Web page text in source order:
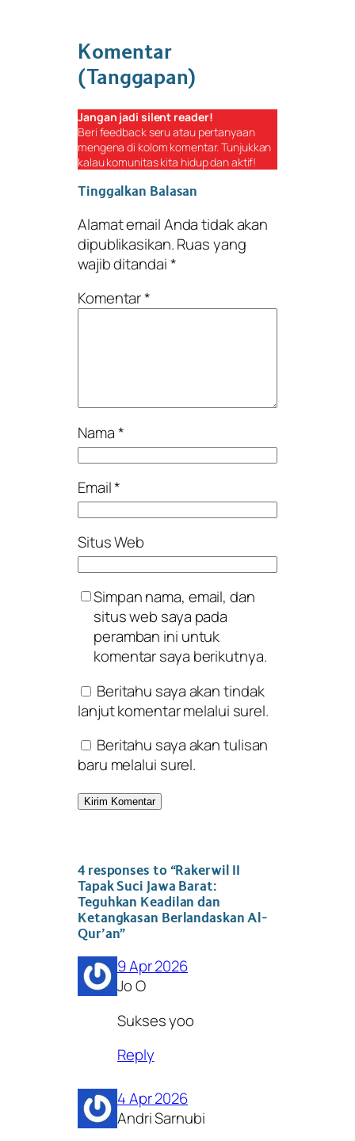
Komentar
(Tanggapan)
Jangan jadi silent reader!
Beri feedbackseru atau pertanyaan
mengena di kolom komentar. Tunjukkan
kalau komunitas kita hidup dan aktif!
Tinggalkan Balasan
Alamat email Anda tidak akan
dipublikasikan.Ruas yang
wajib ditandai*
Komentar*
Nama*
Email*
Situs Web
Simpan nama, email, dan
situs web saya pada
peramban ini untuk
komentar saya berikutnya.
Beritahu saya akan tindak
lanjut komentar melalui surel.
Beritahu saya akan tulisan
baru melalui surel.
4 responses to “Rakerwil II
Tapak Suci Jawa Barat:
Teguhkan Keadilan dan
Ketangkasan Berlandaskan Al-
Qur’an”
9 Apr 2026
Jo O
Sukses yoo
Reply
4 Apr 2026
Andri Sarnubi